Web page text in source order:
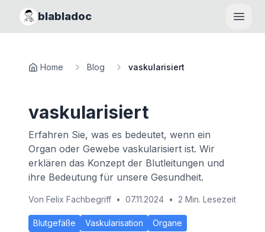
blabladoc
Home Blog vaskularisiert
vaskularisiert
Erfahren Sie, was es bedeutet, wenn ein
Organ oder Gewebe vaskularisiert ist. Wir
erklären das Konzept der Blutleitungen und
ihre Bedeutung für unsere Gesundheit.
Von Felix Fachbegriff • 07.11.2024 • 2 Min. Lesezeit
Blutgefäße Vaskularisation
Organe